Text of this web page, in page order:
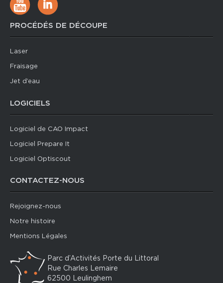
PROCÉDÉS DE DÉCOUPE
Laser
Fraisage
Jet d’eau
LOGICIELS
Logiciel de CAO Impact
Logiciel Prepare It
Logiciel Optiscout
CONTACTEZ-NOUS
Rejoignez-nous
Notre histoire
Mentions Légales
Parc d’Activités Porte du Littoral
Rue Charles Lemaire
62500 Leulinghem